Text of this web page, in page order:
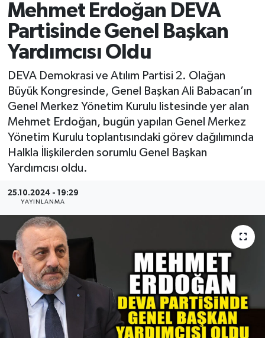
Mehmet Erdoğan DEVA
Partisinde Genel Başkan
Yardımcısı Oldu
DEVA Demokrasi ve Atılım Partisi 2. Olağan
Büyük Kongresinde, Genel Başkan Ali Babacan’ın
Genel Merkez Yönetim Kurulu listesinde yer alan
Mehmet Erdoğan, bugün yapılan Genel Merkez
Yönetim Kurulu toplantısındaki görev dağılımında
Halkla İlişkilerden sorumlu Genel Başkan
Yardımcısı oldu.
25.10.2024 - 19:29
YAYINLANMA